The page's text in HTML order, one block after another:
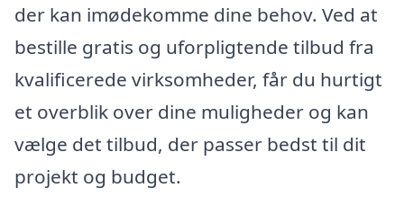
der kan imødekomme dine behov. Ved at
bestille gratis og uforpligtende tilbud fra
kvalificerede virksomheder, får du hurtigt
et overblik over dine muligheder og kan
vælge det tilbud, der passer bedst til dit
projekt og budget.